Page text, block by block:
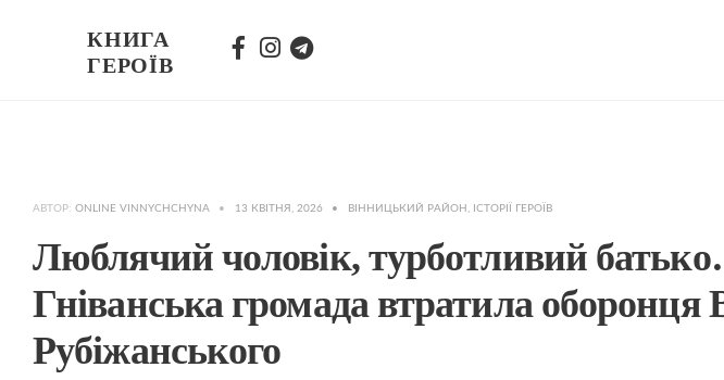
КНИГА
ГЕРОЇВ
АВТОР: ONLINE VINNYCHCHYNA • 13 КВІТНЯ, 2026 • ВІННИЦЬКИЙ РАЙОН , ІСТОРІЇ ГЕРОЇВ
Люблячий чоловік, турботливий
Гніванська громада втратила оборонця
Рубіжанського